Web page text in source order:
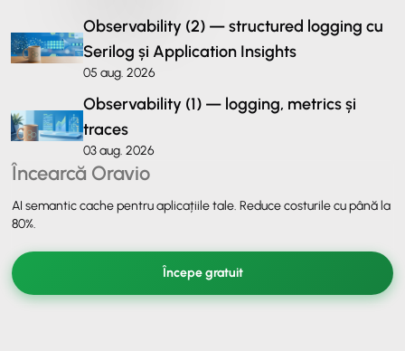
Observability (2) — structured logging cu
Serilog și Application Insights
05 aug. 2026
Observability (1) — logging, metrics și
traces
03 aug. 2026
Încearcă Oravio
AI semantic cache pentru aplicațiile tale. Reduce costurile cu până la
80%.
Începe gratuit